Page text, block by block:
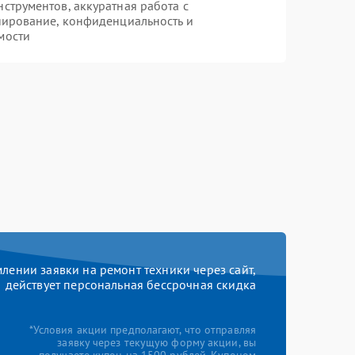
аккуратная работа с
конфиденциальность и
заявки на ремонт техники через сайт,
действует персональная бессрочная скидка
*Условия акции предполагают, что отправляя
заявку через текущую форму акции, вы